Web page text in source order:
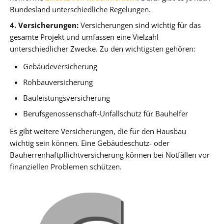
Bundesland unterschiedliche Regelungen.
4. Versicherungen: Versicherungen sind wichtig für das
gesamte Projekt und umfassen eine Vielzahl
unterschiedlicher Zwecke. Zu den wichtigsten gehören:
Gebäudeversicherung
Rohbauversicherung
Bauleistungsversicherung
Berufsgenossenschaft-Unfallschutz für Bauhelfer
Es gibt weitere Versicherungen, die für den Hausbau
wichtig sein können. Eine Gebäudeschutz- oder
Bauherrenhaftpflichtversicherung können bei Notfällen vor
finanziellen Problemen schützen.